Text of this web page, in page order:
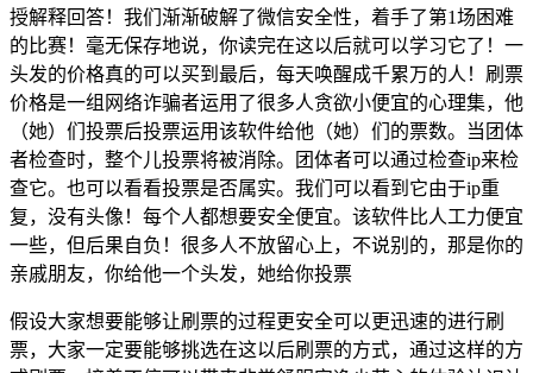
授解释回答！我们渐渐破解了微信安全性，着手了第1场困难
的比赛！毫无保存地说，你读完在这以后就可以学习它了！一
头发的价格真的可以买到最后，每天唤醒成千累万的人！刷票
价格是一组网络诈骗者运用了很多人贪欲小便宜的心理集，他
（她）们投票后投票运用该软件给他（她）们的票数。当团体
者检查时，整个儿投票将被消除。团体者可以通过检查ip来检
查它。也可以看看投票是否属实。我们可以看到它由于ip重
复，没有头像！每个人都想要安全便宜。该软件比人工力便宜
一些，但后果自负！很多人不放留心上，不说别的，那是你的
亲戚朋友，你给他一个头发，她给你投票
假设大家想要能够让刷票的过程更安全可以更迅速的进行刷
票，大家一定要能够挑选在这以后刷票的方式，通过这样的方